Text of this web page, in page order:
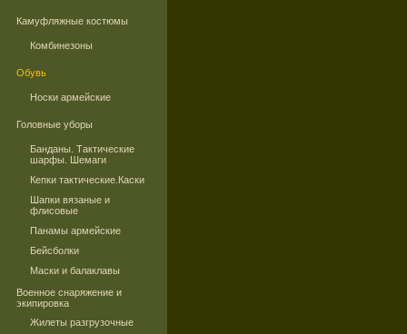
Камуфляжные костюмы
Комбинезоны
Обувь
Носки армейские
Головные уборы
Банданы. Тактические
шарфы. Шемаги
Кепки тактические.Каски
Шапки вязаные и
флисовые
Панамы армейские
Бейсболки
Маски и балаклавы
Военное снаряжение и
экипировка
Жилеты разгрузочные